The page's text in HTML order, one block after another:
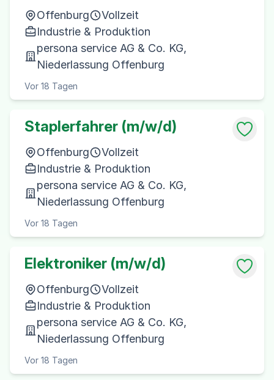
Offenburg
Vollzeit
Industrie & Produktion
persona service AG & Co. KG,
Niederlassung Offenburg
Vor 18 Tagen
Staplerfahrer (m/w/d)
Offenburg
Vollzeit
Industrie & Produktion
persona service AG & Co. KG,
Niederlassung Offenburg
Vor 18 Tagen
Elektroniker (m/w/d)
Offenburg
Vollzeit
Industrie & Produktion
persona service AG & Co. KG,
Niederlassung Offenburg
Vor 18 Tagen